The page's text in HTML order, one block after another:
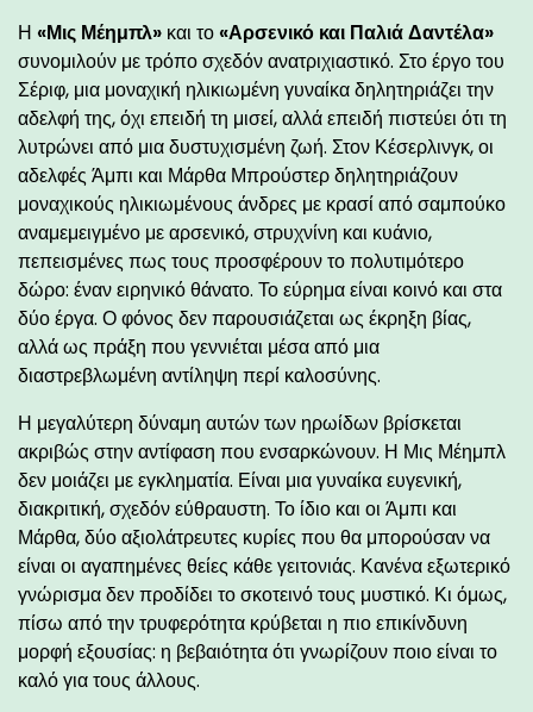
Η «Μις Μέημπλ» και το «Αρσενικό και Παλιά Δαντέλα»
συνομιλούν με τρόπο σχεδόν ανατριχιαστικό. Στο έργο του
Σέριφ, μια μοναχική ηλικιωμένη γυναίκα δηλητηριάζει την
αδελφή της, όχι επειδή τη μισεί, αλλά επειδή πιστεύει ότι τη
λυτρώνει από μια δυστυχισμένη ζωή. Στον Κέσερλινγκ, οι
αδελφές Άμπι και Μάρθα Μπρούστερ δηλητηριάζουν
μοναχικούς ηλικιωμένους άνδρες με κρασί από σαμπούκο
αναμεμειγμένο με αρσενικό, στρυχνίνη και κυάνιο,
πεπεισμένες πως τους προσφέρουν το πολυτιμότερο
δώρο: έναν ειρηνικό θάνατο. Το εύρημα είναι κοινό και στα
δύο έργα. Ο φόνος δεν παρουσιάζεται ως έκρηξη βίας,
αλλά ως πράξη που γεννιέται μέσα από μια
διαστρεβλωμένη αντίληψη περί καλοσύνης.
Η μεγαλύτερη δύναμη αυτών των ηρωίδων βρίσκεται
ακριβώς στην αντίφαση που ενσαρκώνουν. Η Μις Μέημπλ
δεν μοιάζει με εγκληματία. Είναι μια γυναίκα ευγενική,
διακριτική, σχεδόν εύθραυστη. Το ίδιο και οι Άμπι και
Μάρθα, δύο αξιολάτρευτες κυρίες που θα μπορούσαν να
είναι οι αγαπημένες θείες κάθε γειτονιάς. Κανένα εξωτερικό
γνώρισμα δεν προδίδει το σκοτεινό τους μυστικό. Κι όμως,
πίσω από την τρυφερότητα κρύβεται η πιο επικίνδυνη
μορφή εξουσίας: η βεβαιότητα ότι γνωρίζουν ποιο είναι το
καλό για τους άλλους.